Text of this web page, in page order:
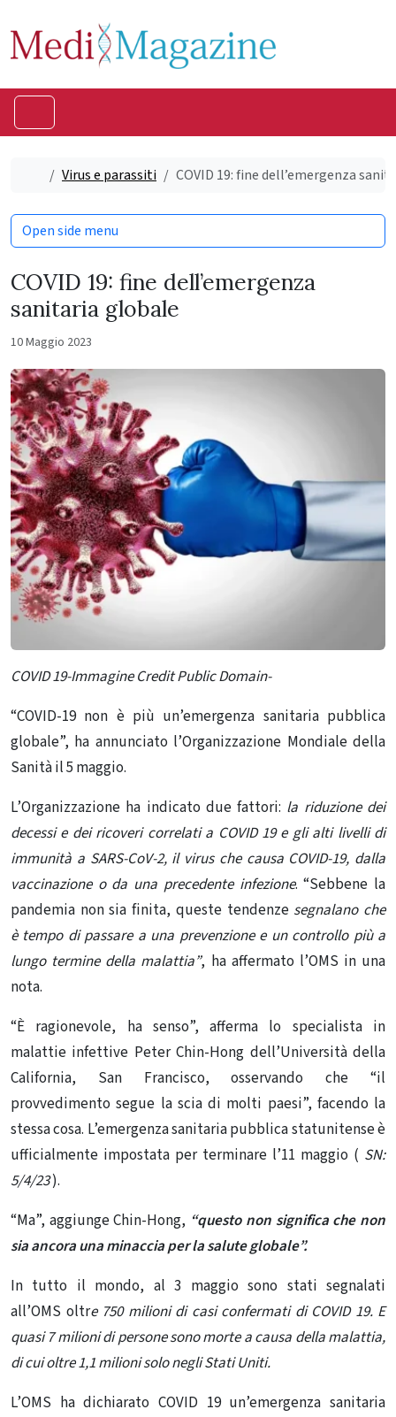
Home
Virus e parassiti COVID 19: fine dell’emergenza
COVID 19: fine dell’emergenza
sanitaria globale
10 Maggio 2023
COVID 19-Immagine Credit Public Domain-
“COVID-19 non è più un’emergenza sanitaria pubblica
globale”, ha annunciato l’Organizzazione Mondiale della
Sanità il 5 maggio.
L’Organizzazione ha indicato due fattori: la riduzione dei
decessi e dei ricoveri correlati a COVID 19 e gli alti livelli di
immunità a SARS-CoV-2, il virus che causa COVID-19, dalla
vaccinazione o da una precedente infezione. “Sebbene la
pandemia non sia finita, queste tendenze segnalano che
è tempo di passarea una prevenzione e un controllo più a
lungo termine della malattia”, ha affermato l’OMS in una
nota.
“È ragionevole, ha senso”, afferma lo specialista in
malattie infettive Peter Chin-Hong dell’Università della
California, San Francisco, osservando che “il
provvedimento segue la scia di molti paesi”, facendo la
stessa cosa. L’emergenza sanitaria pubblica statunitense è
ufficialmente impostata per terminare l’11 maggio ( SN:
5/4/23).
“Ma”, aggiunge Chin-Hong, “questo non significa che non
sia ancora una minaccia per la salute globale”.
In tutto il mondo, al 3 maggio sono stati segnalati
all’OMS oltre 750 milioni di casi confermati di COVID 19. E
quasi 7 milioni di persone sono morte a causa della malattia,
di cui oltre 1,1 milioni solo negli Stati Uniti.
L’OMS ha dichiarato COVID 19 un’emergenza sanitaria
Open side menu